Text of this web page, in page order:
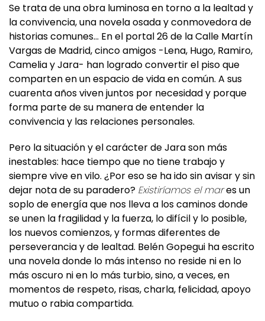
Se trata de una obra luminosa en torno a la lealtad y
la convivencia, una novela osada y conmovedora de
historias comunes… En el portal 26 de la Calle Martín
Vargas de Madrid, cinco amigos -Lena, Hugo, Ramiro,
Camelia y Jara- han logrado convertir el piso que
comparten en un espacio de vida en común. A sus
cuarenta años viven juntos por necesidad y porque
forma parte de su manera de entender la
convivencia y las relaciones personales.
Pero la situación y el carácter de Jara son más
inestables: hace tiempo que no tiene trabajo y
siempre vive en vilo. ¿Por eso se ha ido sin avisar y sin
dejar nota de su paradero? Existiríamos el mares un
soplo de energía que nos lleva a los caminos donde
se unen la fragilidad y la fuerza, lo difícil y lo posible,
los nuevos comienzos, y formas diferentes de
perseverancia y de lealtad. Belén Gopegui ha escrito
una novela donde lo más intenso no reside ni en lo
más oscuro ni en lo más turbio, sino, a veces, en
momentos de respeto, risas, charla, felicidad, apoyo
mutuo o rabia compartida.